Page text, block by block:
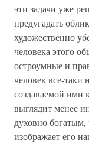
эти задачи уже
предугадать
художественно
человека этого
остроумные и
человек все-таки
создаваемой ими
выглядит менее
духовно
изображает его